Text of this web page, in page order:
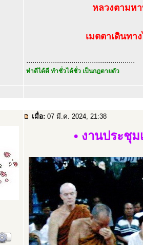
หลวงตามห
เมตตาเดินทา
.....................................................
ทำดีได้ดี ทำชั่วได้ชั่ว เป็นกฎตายตัว
เมื่อ: 07 มี.ค. 2024, 21:38
• งานประชุ